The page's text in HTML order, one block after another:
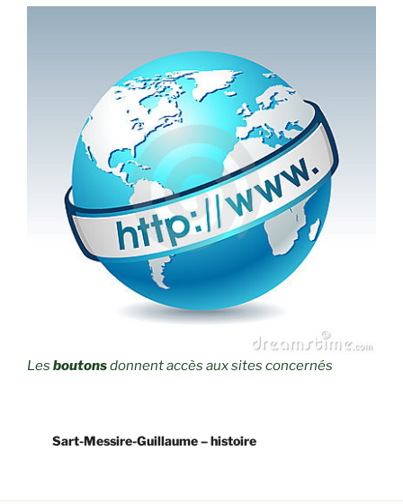
Les boutonsdonnent accès aux sites concernés
Sart-Messire-Guillaume – histoire